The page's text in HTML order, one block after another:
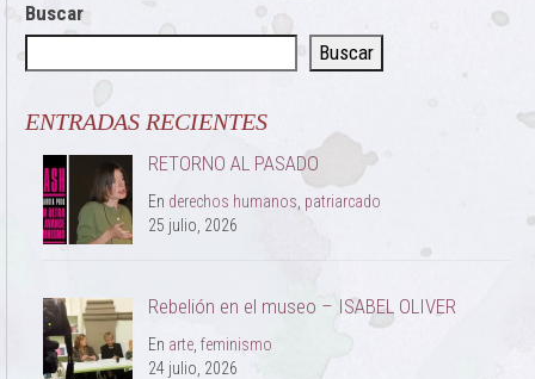
Buscar
Buscar
ENTRADAS RECIENTES
RETORNO AL PASADO
En derechos humanos patriarcado
25 julio, 2026
Rebelión en el museo – ISABEL OLIVER
En arte, feminismo
24 julio, 2026